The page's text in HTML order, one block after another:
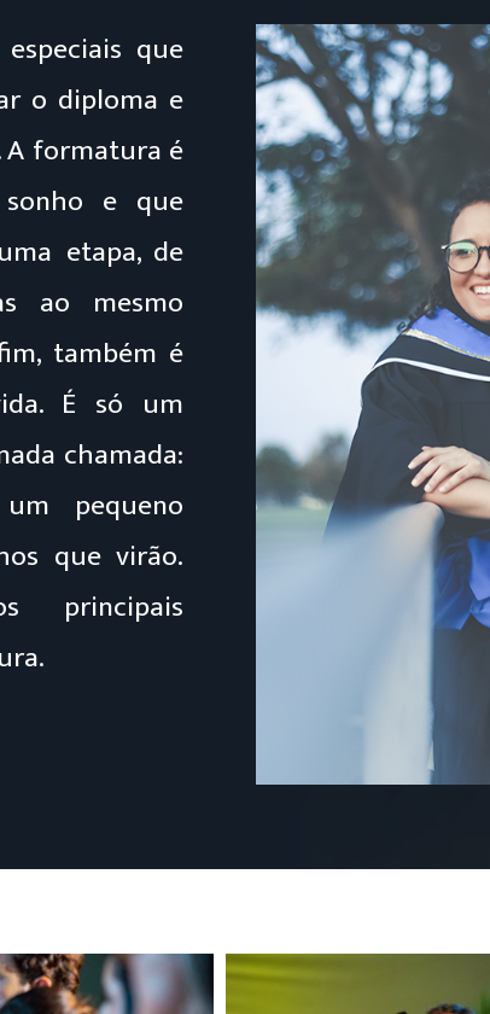
que
o diploma e
formatura é
e que
etapa, de
ao mesmo
também é
É só um
chamada:
pequeno
que virão.
principais